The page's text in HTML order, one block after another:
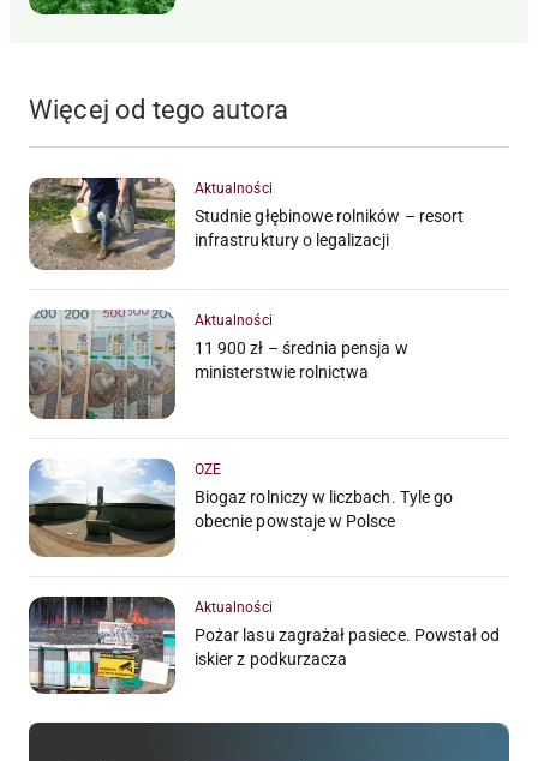
Więcej od tego autora
Aktualności
Studnie głębinowe rolników – resort
infrastruktury o legalizacji
Aktualności
11 900 zł – średnia pensja w
ministerstwie rolnictwa
OZE
Biogaz rolniczy w liczbach. Tyle go
obecnie powstaje w Polsce
Aktualności
Pożar lasu zagrażał pasiece. Powstał od
iskier z podkurzacza